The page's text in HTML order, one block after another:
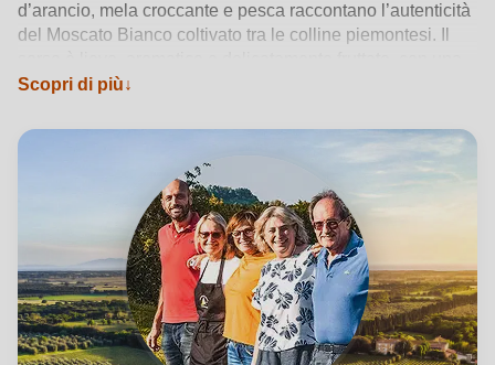
d’arancio, mela croccante e pesca raccontano l’autenticità
del Moscato Bianco coltivato tra le colline piemontesi. Il
freschezza calibrata che ne esalta la bevibilità. Ideale tra i
pesce leggeri. Marenco, cantina storica a conduzione
potenzialità del terroir astigiano, dando vita a un prodotto
che celebra tradizione e qualità in ogni sfumatura.
Vedi dettagli del prodotto →
Scopri di più